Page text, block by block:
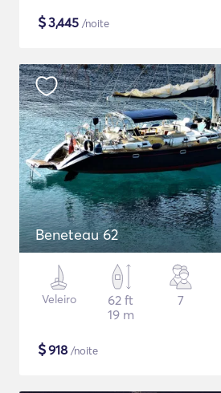
$3,445 /noite
Beneteau 62
Veleiro
62 ft
19 m
7
$918 /noite